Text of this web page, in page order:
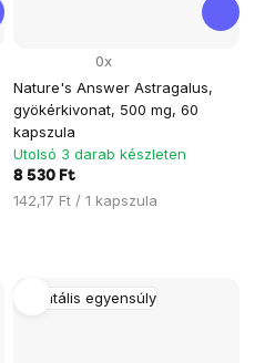
Nature's Answer Astragalus,
gyökérkivonat, 500 mg, 60
kapszula
0x
Utolsó 3 darab készleten
8 530 Ft
Egységár:
142,17 Ft / 1 kapszula
Mentális egyensúly